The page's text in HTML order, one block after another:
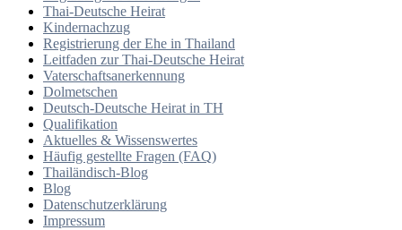
Thai-Deutsche Heirat
Kindernachzug
Registrierung der Ehe in Thailand
Leitfaden zur Thai-Deutsche Heirat
Vaterschaftsanerkennung
Dolmetschen
Deutsch-Deutsche Heirat in TH
Qualifikation
Aktuelles & Wissenswertes
Häufig gestellte Fragen (FAQ)
Thailändisch-Blog
Blog
Datenschutzerklärung
Impressum